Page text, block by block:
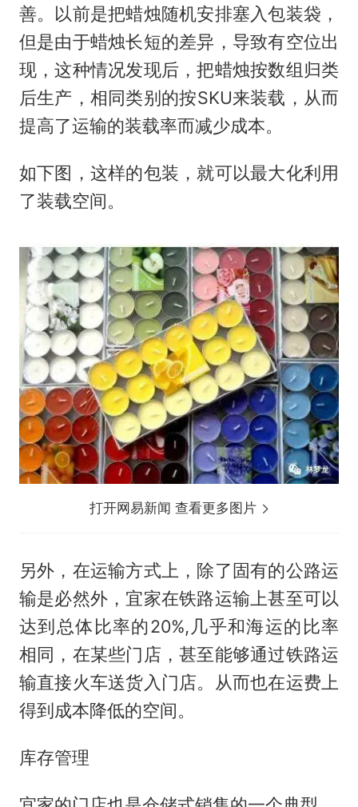
善。以前是把蜡烛随机安排塞入包装袋，
但是由于蜡烛长短的差异，导致有空位出
现，这种情况发现后，把蜡烛按数组归类
后生产，相同类别的按SKU来装载，从而
提高了运输的装载率而减少成本。
如下图，这样的包装，就可以最大化利用
了装载空间。
打开网易新闻 查看更多图片
另外，在运输方式上，除了固有的公路运
输是必然外，宜家在铁路运输上甚至可以
达到总体比率的20%,几乎和海运的比率
相同，在某些门店，甚至能够通过铁路运
输直接火车送货入门店。从而也在运费上
得到成本降低的空间。
库存管理